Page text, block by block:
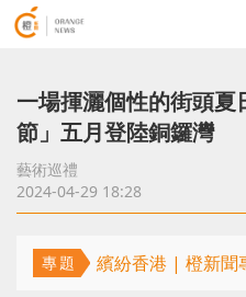
一場揮灑個性的街頭
節」五月登陸銅鑼灣
藝術巡禮
2024-04-29 18:28
專題 繽紛香港 | 橙新聞